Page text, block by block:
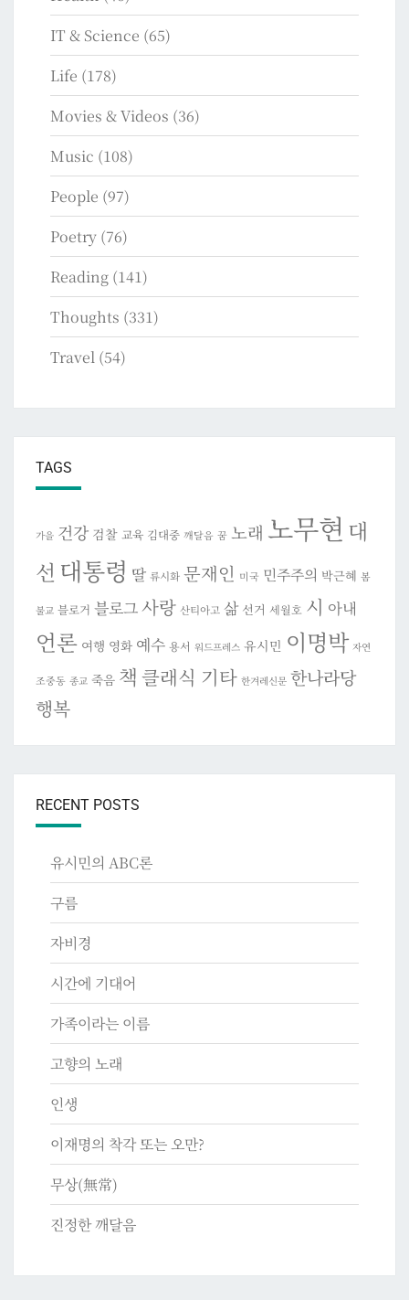
IT & Science (65)
Life (178)
Movies & Videos (36)
Music (108)
People (97)
Poetry (76)
Reading (141)
Thoughts (331)
Travel (54)
TAGS
가을 건강 검찰 교육 김대중 깨달음 꿈 노래 노무현 대
선 대통령 딸 류시화 문재인 미국 민주주의 박근혜 봄
불교 블로거 블로그사랑 산티아고 삶 선거 세월호 시 아내
언론 여행 영화 예수 용서 워드프레스 유시민 이명박 자연
조중동 종교 죽음 책 클래식 기타 한겨레신문 한나라당
행복
RECENT POSTS
유시민의 ABC론
구름
자비경
시간에 기대어
가족이라는 이름
고향의 노래
인생
이재명의 착각 또는 오만?
무상(無常)
진정한 깨달음